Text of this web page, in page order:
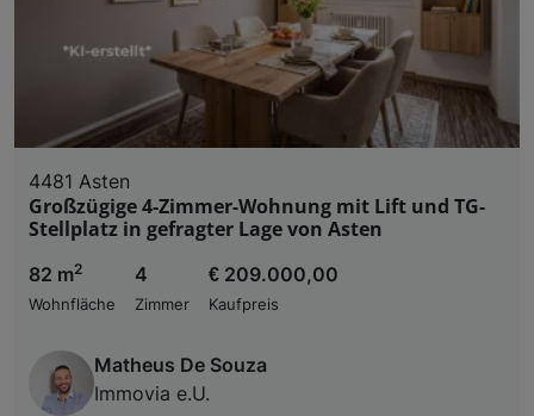
4481 Asten
Großzügige 4-Zimmer-Wohnung mit Lift und TG-
Stellplatz in gefragter Lage von Asten
82 m2
Wohnfläche
4
Zimmer
€ 209.000,00
Kaufpreis
Matheus De Souza
Immovia e.U.